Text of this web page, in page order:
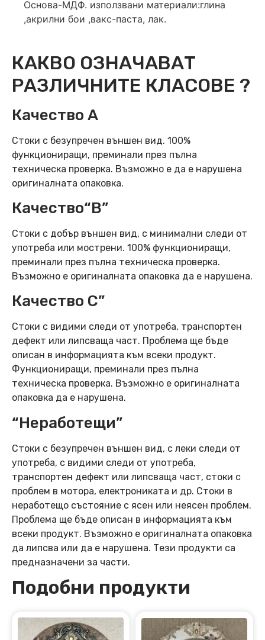
Основа-МДФ. използвани материали:глина
,акрилни бои ,вакс-паста, лак.
КАКВО ОЗНАЧАВАТ
РАЗЛИЧНИТЕ КЛАСОВЕ ?
Качество А
Стоки с безупречен външен вид. 100%
функциониращи, преминали през пълна
техническа проверка. Възможно е да е нарушена
оригиналната опаковка.
Качество“B”
Стоки с добър външен вид, с минимални следи от
употреба или мострени. 100% функциониращи,
преминали през пълна техническа проверка.
Възможно е оригиналната опаковка да е нарушена.
Качество C”
Стоки с видими следи от употреба, транспортен
дефект или липсваща част. Проблема ще бъде
описан в информацията към всеки продукт.
Функциониращи, преминали през пълна
техническа проверка. Възможно е оригиналната
опаковка да е нарушена.
“Неработещи”
Стоки с безупречен външен вид, с леки следи от
употреба, с видими следи от употреба,
транспортен дефект или липсваща част, стоки с
проблем в мотора, електрониката и др. Стоки в
неработещо състояние с ясен или неясен проблем.
Проблема ще бъде описан в информацията към
всеки продукт. Възможно е оригиналната опаковка
да липсва или да е нарушена. Тези продукти са
предназначени за части.
Подобни продукти